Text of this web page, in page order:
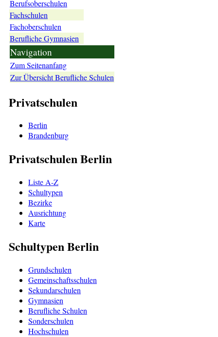
Berufsoberschulen
Fachschulen
Fachoberschulen
Berufliche Gymnasien
Navigation
Zum Seitenanfang
Zur Übersicht Berufliche Schulen
Privatschulen
Berlin
Brandenburg
Privatschulen Berlin
Liste A-Z
Schultypen
Bezirke
Ausrichtung
Karte
Schultypen Berlin
Grundschulen
Gemeinschaftsschulen
Sekundarschulen
Gymnasien
Berufliche Schulen
Sonderschulen
Hochschulen